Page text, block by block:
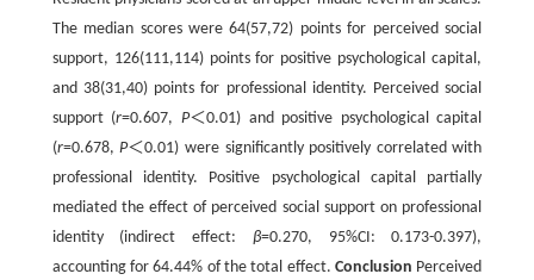
The median scores were 64(57,72) points for perceived social
support, 126(111,114) points for positive psychological capital,
and 38(31,40) points for professional identity. Perceived social
support (r=0.607, P＜0.01) and positive psychological capital
(r=0.678,P＜0.01) were significantly positively correlated with
professional identity. Positive psychological capital partially
mediated the effect of perceived social support on professional
identity (indirect effect: β=0.270, 95%CI: 0.173-0.397),
accounting for 64.44% of the total effect.Conclusion Perceived